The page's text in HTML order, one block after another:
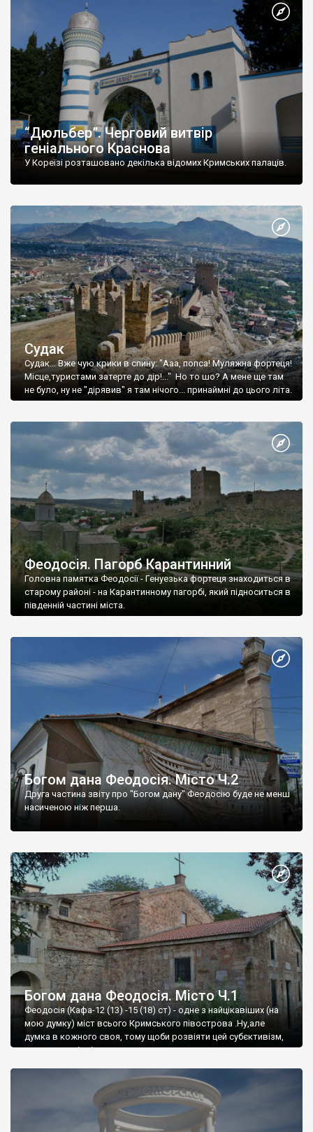
“Дюльбер”. Черговий витвір
геніального Краснова
У Кореїзі розташовано декілька відомих Кримських палаців.
Судак
Судак... Вже чую крики в спину: "Ааа, попса! Муляжна фортеця!
Місце,туристами затерте до дір!..." Но то шо? А мене ще там
не було, ну не "дірявив" я там нічого... принаймні до цього літа.
Феодосія. Пагорб Карантинний
Головна памятка Феодосії - Генуезька фортеця знаходиться в
старому районі - на Карантинному пагорбі, який підноситься в
південній частині міста.
Богом дана Феодосія. Місто Ч.2
Друга частина звіту про "Богом дану" Феодосію буде не менш
насиченою ніж перша.
Богом дана Феодосія. Місто Ч.1
Феодосія (Кафа-12 (13) -15 (18) ст) - одне з найцікавіших (на
мою думку) міст всього Кримського півострова .Ну,але
думка в кожного своя, тому щоби розвіяти цей субєктивізм,
запрошую відвідати це